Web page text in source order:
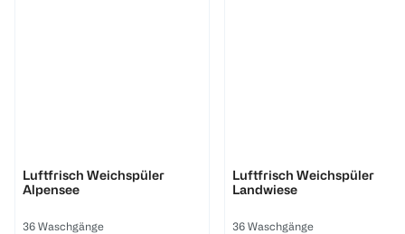
Luftfrisch Weichspüler
Alpensee
36 Waschgänge
Luftfrisch Weichspüler
Landwiese
36 Waschgänge